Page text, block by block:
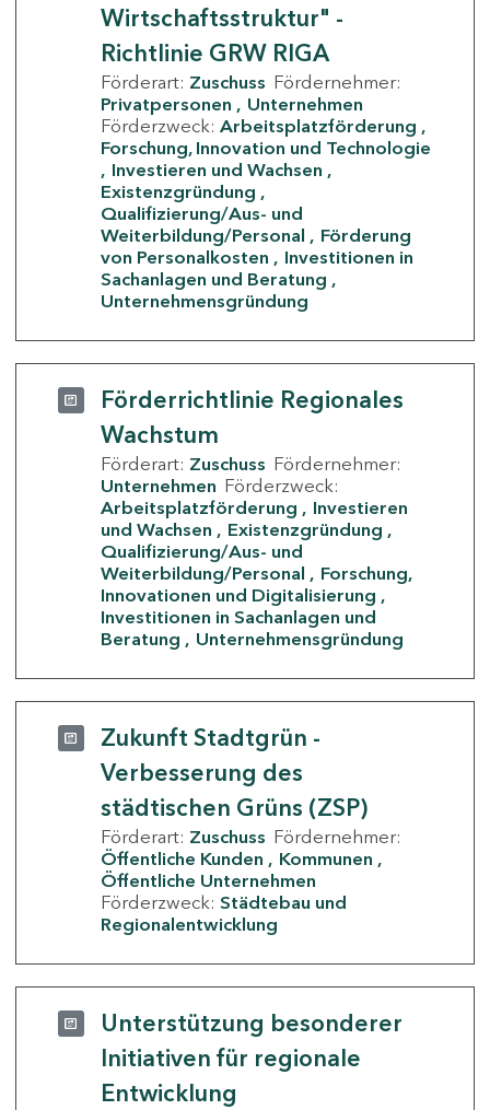
Wirtschaftsstruktur" -
Richtlinie GRW RIGA
Förderart: Zuschuss Fördernehmer:
Privatpersonen
Unternehmen
Förderzweck: Arbeitsplatzförderung
Forschung, Innovation und Technologie
Investieren und Wachsen
Existenzgründung
Qualifizierung/Aus- und
Weiterbildung/Personal
Förderung
von Personalkosten
Investitionen in
Sachanlagen und Beratung
Unternehmensgründung
Förderrichtlinie Regionales
Wachstum
Förderart: Zuschuss Fördernehmer:
Unternehmen Förderzweck:
Arbeitsplatzförderung
Investieren
und Wachsen
Existenzgründung
Qualifizierung/Aus- und
Weiterbildung/Personal
Forschung,
Innovationen und Digitalisierung
Investitionen in Sachanlagen und
Beratung
Unternehmensgründung
Zukunft Stadtgrün -
Verbesserung des
städtischen Grüns (ZSP)
Förderart: Zuschuss Fördernehmer:
Öffentliche Kunden
Kommunen
Öffentliche Unternehmen
Förderzweck: Städtebau und
Regionalentwicklung
Unterstützung besonderer
Initiativen für regionale
Entwicklung